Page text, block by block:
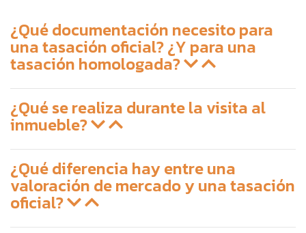
¿Qué documentación necesito para
una tasación oficial? ¿Y para una
tasación homologada?
¿Qué se realiza durante la visita al
inmueble?
¿Qué diferencia hay entre una
valoración de mercado y una tasación
oficial?